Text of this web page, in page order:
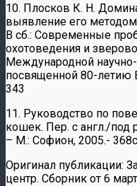
10. Плосков К. Н.
выявление его
В сб.: Современные
охотоведения и
Международной
посвященной 80-летию
343
11. Руководство по
кошек. Пер. с англ./под
– М.: Софион, 2005.- 368с
Оригинал публикации:
центр. Сборник от 6